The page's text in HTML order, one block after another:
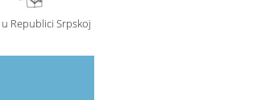
u Republici Srpskoj